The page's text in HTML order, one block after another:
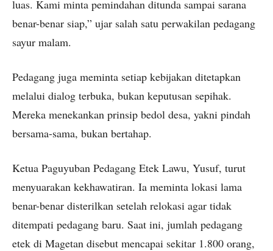
luas. Kami minta pemindahan ditunda sampai sarana
benar-benar siap,” ujar salah satu perwakilan pedagang
sayur malam.
Pedagang juga meminta setiap kebijakan ditetapkan
melalui dialog terbuka, bukan keputusan sepihak.
Mereka menekankan prinsip bedol desa, yakni pindah
bersama-sama, bukan bertahap.
Ketua Paguyuban Pedagang Etek Lawu, Yusuf, turut
menyuarakan kekhawatiran. Ia meminta lokasi lama
benar-benar disterilkan setelah relokasi agar tidak
ditempati pedagang baru. Saat ini, jumlah pedagang
etek di Magetan disebut mencapai sekitar 1.800 orang,